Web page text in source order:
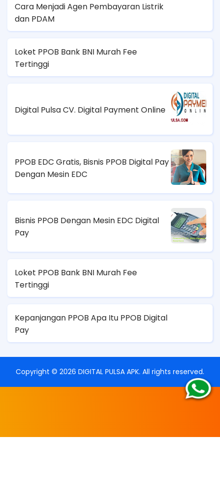
Cara Menjadi Agen Pembayaran Listrik
dan PDAM
Loket PPOB Bank BNI Murah Fee
Tertinggi
Digital Pulsa CV. Digital Payment Online
PPOB EDC Gratis, Bisnis PPOB Digital Pay
Dengan Mesin EDC
Bisnis PPOB Dengan Mesin EDC Digital
Pay
Loket PPOB Bank BNI Murah Fee
Tertinggi
Kepanjangan PPOB Apa Itu PPOB Digital
Pay
Copyright © 2026 DIGITAL PULSA APK. All rights reserved.